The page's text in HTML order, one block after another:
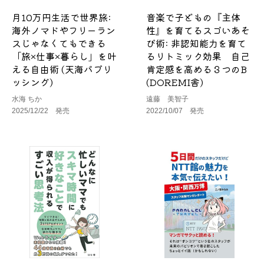
月10万円生活で世界旅:
海外ノマドやフリーラン
スじゃなくてもできる
「旅×仕事×暮らし」を叶
える自由術 (天海パブリ
ッシング)
水海 ちか
2025/12/22 発売
音楽で子どもの『主体
性』を育てるスゴいあそ
び術: 非認知能力を育て
るリトミック効果 自己
肯定感を高める３つのB
(DOREMI舎)
遠藤 美智子
2022/10/07 発売